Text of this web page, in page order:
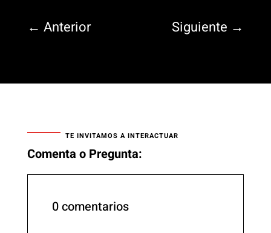
← Anterior Siguiente →
TE INVITAMOS A INTERACTUAR
Comenta o Pregunta:
0 comentarios